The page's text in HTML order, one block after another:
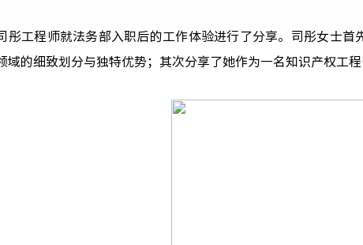
彤工程师就法务部入职后的工作体验进行了分享。司彤女士
域的细致划分与独特优势；其次分享了她作为一名知识产权工